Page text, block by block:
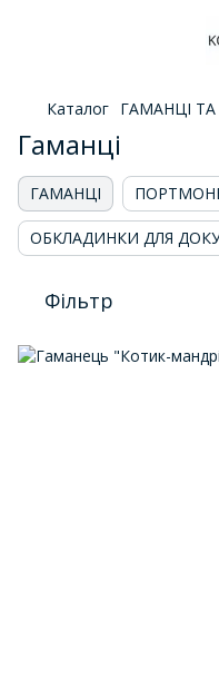
Каталог ГАМАНЦІ
Гаманці
ГАМАНЦІ
ОБКЛАДИНКИ ДЛЯ
Фільтр